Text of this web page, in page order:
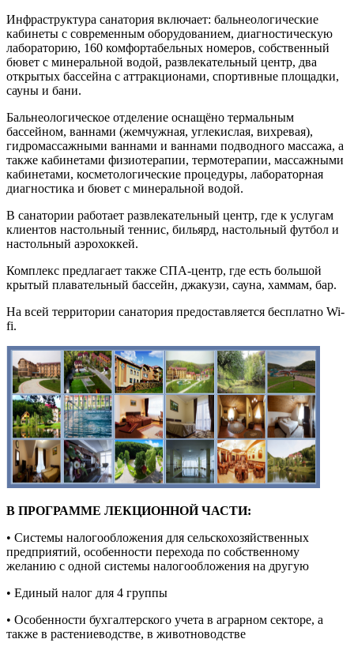
Инфраструктура санатория включает: бальнеологические
кабинеты с современным оборудованием, диагностическую
лабораторию, 160 комфортабельных номеров, собственный
бювет с минеральной водой, развлекательный центр, два
открытых бассейна с аттракционами, спортивные площадки,
сауны и бани.
Бальнеологическое отделение оснащёно термальным
бассейном, ваннами (жемчужная, углекислая, вихревая),
гидромассажными ваннами и ваннами подводного массажа, а
также кабинетами физиотерапии, термотерапии, массажными
кабинетами, косметологические процедуры, лабораторная
диагностика и бювет с минеральной водой.
В санатории работает развлекательный центр, где к услугам
клиентов настольный теннис, бильярд, настольный футбол и
настольный аэрохоккей.
Комплекс предлагает также СПА-центр, где есть большой
крытый плавательный бассейн, джакузи, сауна, хаммам, бар.
На всей территории санатория предоставляется бесплатно Wi-
fi.
В ПРОГРАММЕ ЛЕКЦИОННОЙ ЧАСТИ:
• Системы налогообложения для сельскохозяйственных
предприятий, особенности перехода по собственному
желанию с одной системы налогообложения на другую
• Единый налог для 4 группы
• Особенности бухгалтерского учета в аграрном секторе, а
также в растениеводстве, в животноводстве